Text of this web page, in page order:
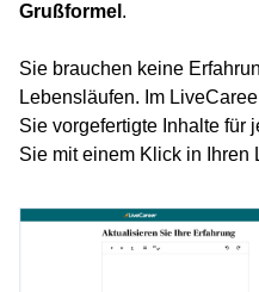
Grußformel .
Sie brauchen keine
Lebensläufen. Im
Sie vorgefertigte Inhalte für
Sie mit einem Klick in Ihren